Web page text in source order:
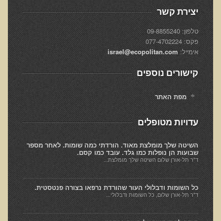
הגיל והתרגיל
האמת על החלבונים
מהי רפואה פונקציונאלית
מיתוס הדיאטה
הרפואה הפונקציונאלית מול הרפואה הממסדית
גנטיקה ותזונה - מה משפיע על מה?
בדיקות מעבדה לרגישות לגלוטן
איך ומדוע נוצרו נגעי העור שלנו?
קליניקות עור להסרת נגעי עור
פאנל עימות בין מומחים - מזון מהחי כן או לא?
טעויות, שגיאות ומיתוסים בתנועת הרו-פוד
מיתוסים בתנועת המזון ההוליסטי
הרצאות מוקלטות באנגלית
יצירת קשר
טלפון: 09-8855240
פקס: 077-4702224
אימייל: israel@ecopolitan.com
קישורים נוספים
מפת האתר
עדויות מטופלים
השיטה שלך מומלצת מאוד. הורדתי כמה שומות. לאחר מספר
שבועות הן נופלות כמו גלד. עובד כמו קסם.
ד"ר תל-אורן שלום השיטה שלך מומלצת...
כל השומות ודבלולי העור שהורדת נרפאו בצורה פנטסטית.
ד"ר תל-אורן שלום, כל השומות ודבלולי...